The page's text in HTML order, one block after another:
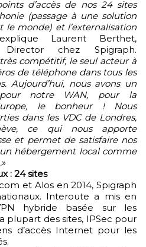
d’accès de nos 24 sites
(passage à une solution
le monde) et l’externalisation
Laurent Berthet,
chez Spigraph.
compétitif, le seul acteur à
de téléphone dans tous les
Aujourd’hui, nous avons un
notre WAN, pour la
le bonheur ! Nous
dans les VDC de Londres,
ce qui nous apporte
et permet de satisfaire nos
hébergement local comme
»
: 24 sites
et Alos en 2014, Spigraph
Interoute a mis en
hybride basée sur les
plupart des sites, IPSec pour
d’accès Internet pour les